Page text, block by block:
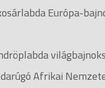
Európa-
Afrikai